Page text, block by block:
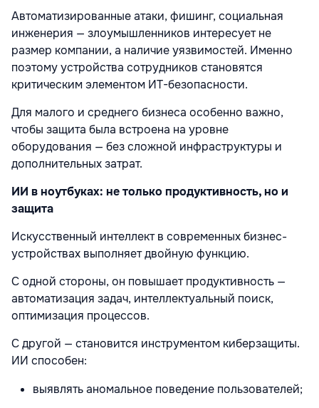
Автоматизированные атаки, фишинг, социальная
инженерия — злоумышленников интересует не
размер компании, а наличие уязвимостей. Именно
поэтому устройства сотрудников становятся
критическим элементом ИТ-безопасности.
Для малого и среднего бизнеса особенно важно,
чтобы защита была встроена на уровне
оборудования — без сложной инфраструктуры и
дополнительных затрат.
ИИ в ноутбуках: не только продуктивность, но и
защита
Искусственный интеллект в современных бизнес-
устройствах выполняет двойную функцию.
С одной стороны, он повышает продуктивность —
автоматизация задач, интеллектуальный поиск,
оптимизация процессов.
С другой — становится инструментом киберзащиты.
ИИ способен:
выявлять аномальное поведение пользователей;